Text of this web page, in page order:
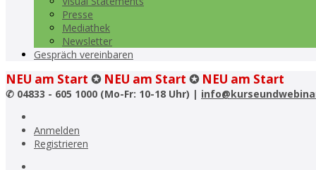
Presse
Mediathek
Newsletter
Gespräch vereinbaren
NEU am Start ✪ NEU am Start ✪ NEU am Start
✆ 04833 - 605 1000 (Mo-Fr: 10-18 Uhr) |
Anmelden
Registrieren